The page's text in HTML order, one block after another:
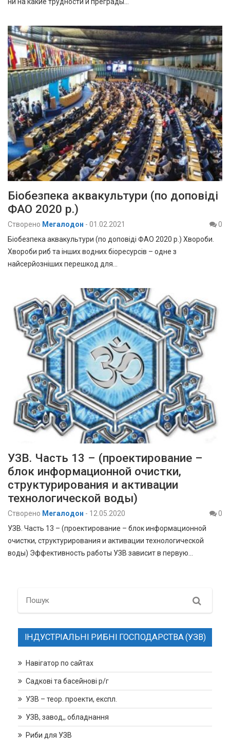
ни на какие трудности и преграды…
Біобезпека аквакультури (по доповіді
ФАО 2020 р.)
Створено Мегалодон - 01.02.2021
0
Біобезпека аквакультури (по доповіді ФАО 2020 р.) Хвороби.
Хвороби риб та інших водних біоресурсів – одне з
найсерйозніших перешкод для…
УЗВ. Часть 13 – (проектирование –
блок информационной очистки,
структурирования и активации
технологической воды)
Створено Мегалодон - 12.05.2020
0
УЗВ. Часть 13 – (проектирование – блок информационной
очистки, структурирования и активации технологической
воды) Эффективность работы УЗВ зависит в первую…
Search
ІНДУСТРІАЛЬНІ РИБНІ ГОСПОДАРСТВА (УЗВ)
Навігатор по сайтах
Садкові та басейнові р/г
УЗВ – теор. проекти, експл.
УЗВ, завод,, обладнання
Риби для УЗВ